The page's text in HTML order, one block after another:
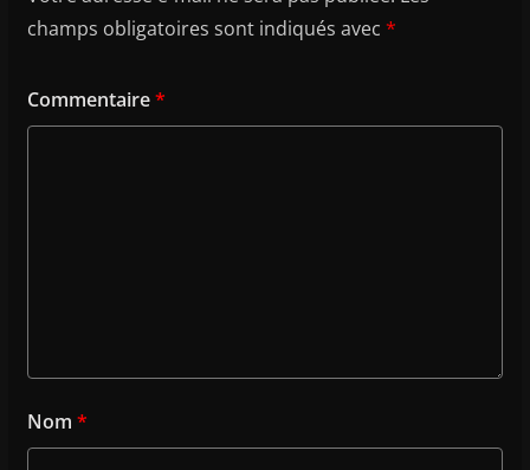
champs obligatoires sont indiqués avec *
Commentaire*
Nom *